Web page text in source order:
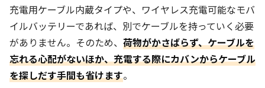
充電用ケーブル内蔵タイプや、ワイヤレス充電可能なモバ
イルバッテリーであれば、別でケーブルを持っていく必要
がありません。そのため、 荷物がかさばらず、ケーブルを
忘れる心配がないほか、充電する際にカバンからケーブル
を探しだす手間も省けます。